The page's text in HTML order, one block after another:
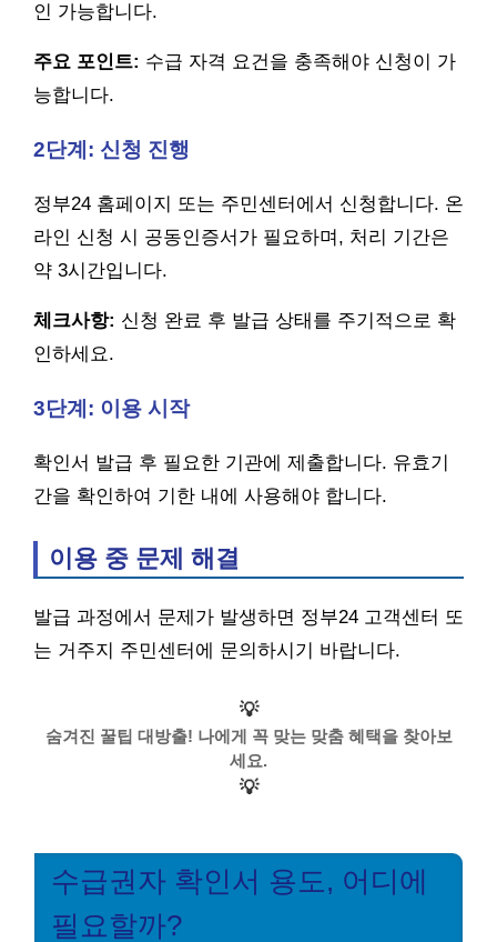
인 가능합니다.
주요 포인트: 수급 자격 요건을 충족해야 신청이 가
능합니다.
2단계: 신청 진행
정부24 홈페이지 또는 주민센터에서 신청합니다. 온
라인 신청 시 공동인증서가 필요하며, 처리 기간은
약 3시간입니다.
체크사항: 신청 완료 후 발급 상태를 주기적으로 확
인하세요.
3단계: 이용 시작
확인서 발급 후 필요한 기관에 제출합니다. 유효기
간을 확인하여 기한 내에 사용해야 합니다.
이용 중 문제 해결
발급 과정에서 문제가 발생하면 정부24 고객센터 또
는 거주지 주민센터에 문의하시기 바랍니다.
💡
숨겨진 꿀팁 대방출! 나에게 꼭 맞는 맞춤 혜택을 찾아보
세요.
💡
수급권자 확인서 용도, 어디에
필요할까?